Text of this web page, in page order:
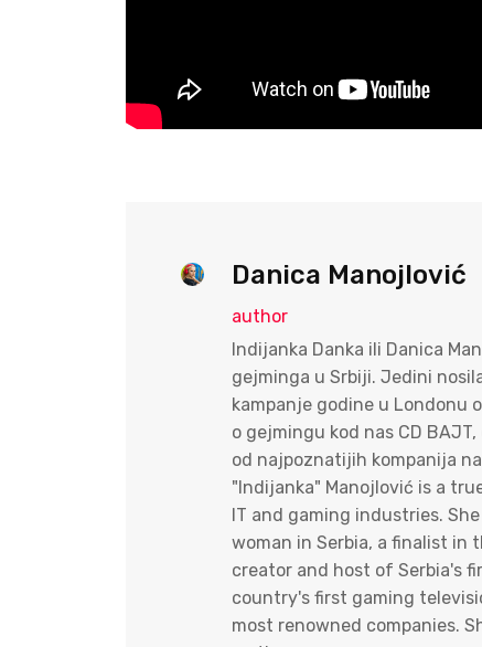
Danica Manojlović
author
Indijanka Danka ili Danica
gejminga u Srbiji. Jedini
kampanje godine u Londonu
o gejmingu kod nas CD
od najpoznatijih kompanija
"Indijanka" Manojlović is a
IT and gaming industries.
woman in Serbia, a finalist in
creator and host of Serbia's
country's first gaming
most renowned companies.